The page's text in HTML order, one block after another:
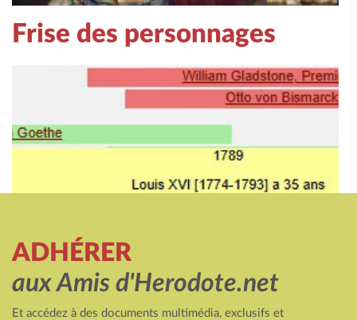
Frise des personnages
ADHÉRER
aux Amis d'Herodote.net
Et accédez à des documents multimédia, exclusifs et